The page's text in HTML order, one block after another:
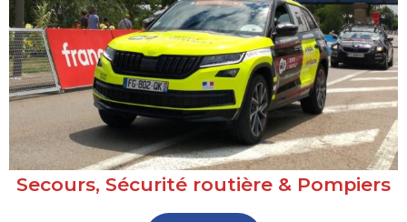
Secours, Sécurité routière & Pompiers